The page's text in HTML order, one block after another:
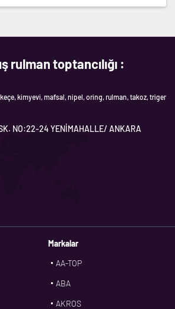
rulman toptancılığı :
kimyevi, mafsal, nipel, oring, rulman, takoz, triger
NO:22-24 YENİMAHALLE/ ANKARA
Markalar
AA-TOP
ABA
AKROS